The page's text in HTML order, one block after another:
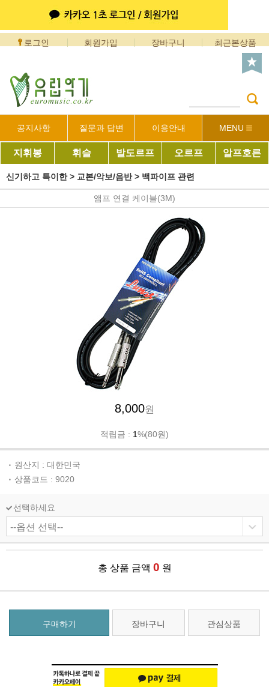
로그인 회원가입 장바구니 최근본상품
공지사항 질문과 답변 이용안내 MENU
지휘봉 휘슬 발도르프 오르프 알프호른
신기하고 특이한> 교본/악보/음반> 백파이프 관련
앰프 연결 케이블(3M)
8,000원
적립금 : 1%(80원)
원산지 : 대한민국
상품코드 : 9020
선택하세요
총 상품 금액 0 원
구매하기 장바구니 관심상품